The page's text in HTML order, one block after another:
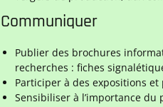
Communiquer
Publier des brochures
recherches : fiches
Participer à des expositions
Sensibiliser à l’importance